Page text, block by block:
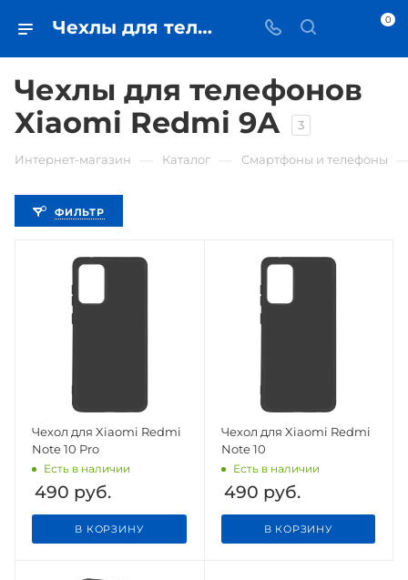
Чехлы для телефонов Xiaomi Redmi 9А • купить чехол в Самаре - iЧехол 0
Чехлы для телефонов
Xiaomi Redmi 9А
3
Интернет-магазин Каталог Смартфоны и телефоны
ФИЛЬТР
Чехол для Xiaomi Redmi
Note 10 Pro
Есть в наличии
490 руб.
В КОРЗИНУ
Чехол для Xiaomi Redmi
Note 10
Есть в наличии
490 руб.
В КОРЗИНУ